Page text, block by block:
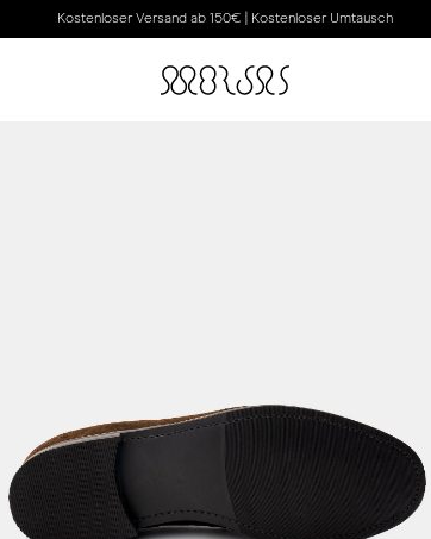
Kostenloser Versand ab 150€ | Kostenloser Umtausch